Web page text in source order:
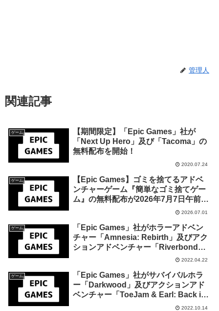
管理人
関連記事
ゲーム
【期間限定】「Epic Games」社が
「Next Up Hero」及び「Tacoma」の
無料配布を開始！
2020.07.24
ゲーム
【Epic Games】ゴミを捨てるアドベ
ンチャーゲーム『簡単なゴミ捨てゲー
ム』の無料配布が2026年7月7日午前1
2026.07.01
ゲーム
「Epic Games」社がホラーアドベン
チャー「Amnesia: Rebirth」及びアク
ションアドベンチャー「Riverbond」
を来週2022年4月28日終日までの1週間
2022.04.22
ゲーム
「Epic Games」社がサバイバルホラ
ー「Darkwood」及びアクションアド
ベンチャー「ToeJam & Earl: Back in
the Groove!」を来週10月20日終日ま
2022.10.14